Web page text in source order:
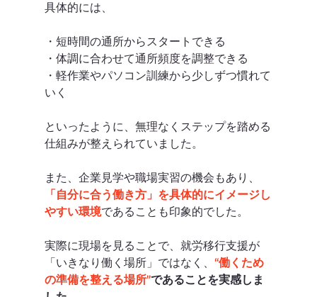
具体的には、
・短時間の通所からスタートできる
・体調に合わせて通所頻度を調整できる
・軽作業やパソコン訓練から少しずつ慣れて
いく
といったように、無理なくステップを踏める
仕組みが整えられていました。
また、企業見学や職場実習の機会もあり、
「自分に合う働き方」を具体的にイメージし
やすい環境であることも印象的でした。
実際に現場を見ることで、就労移行支援が
「いきなり働く場所」ではなく、 “働くため
の準備を整える場所”であることを実感しま